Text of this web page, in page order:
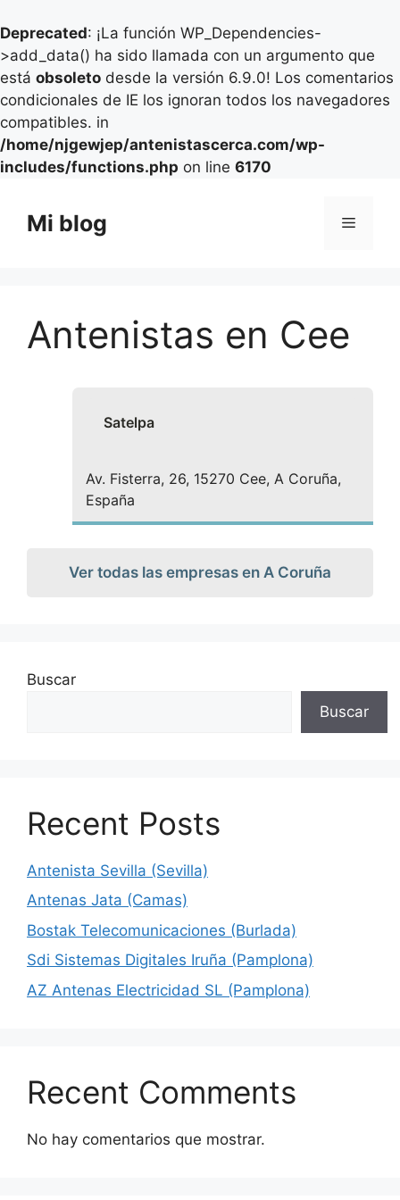
Deprecated: ¡La función WP_Dependencies-
>add_data() ha sido llamada con un argumento que
está obsoleto desde la versión 6.9.0! Los comentarios
condicionales de IE los ignoran todos los navegadores
compatibles. in
/home/njgewjep/antenistascerca.com/wp-
includes/functions.php on line 6170
contenido
Mi blog Menú
Antenistas en Cee
Satelpa
Av. Fisterra, 26, 15270 Cee, A Coruña,
España
Ver todas las empresas en A Coruña
Buscar
Buscar
Recent Posts
Antenista Sevilla (Sevilla)
Antenas Jata (Camas)
Bostak Telecomunicaciones (Burlada)
Sdi Sistemas Digitales Iruña (Pamplona)
AZ Antenas Electricidad SL (Pamplona)
Recent Comments
No hay comentarios que mostrar.